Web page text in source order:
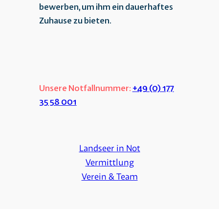
bewerben, um ihm ein dauerhaftes
Zuhause zu bieten.
Unsere Notfallnummer: +49 (0) 177
35 58 001
Landseer in Not
Vermittlung
Verein & Team